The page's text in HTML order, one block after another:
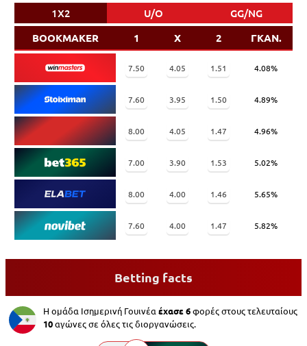
1X2 U/O
GG/NG
BOOKMAKER
1 X 2 ΓΚΑΝ.
7.50 4.05 1.51 4.08%
7.60 3.95 1.50 4.89%
8.00 4.05 1.47 4.96%
7.00 3.90 1.53 5.02%
8.00 4.00 1.46 5.65%
7.60 4.00 1.47 5.82%
Betting facts
Η ομάδα Ισημερινή Γουινέα έχασε 6φορές στους τελευταίους
10αγώνες σε όλες τις διοργανώσεις.